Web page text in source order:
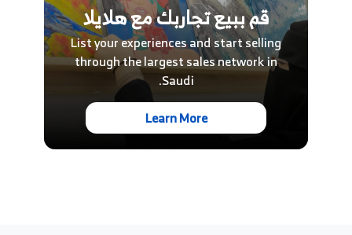
قم ببيع تجاربك مع هلايلا
List your experiences and start selling
through the largest sales network in
Saudi.
Learn More